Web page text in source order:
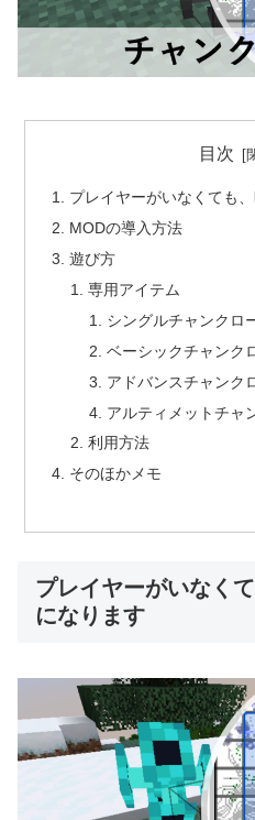
目次
プレイヤーがいなくても
MODの導入方法
遊び方
専用アイテム
シングルチャンクロ
ベーシックチャンク
アドバンスチャンク
アルティメットチャ
利用方法
そのほかメモ
プレイヤーがいなく
になります